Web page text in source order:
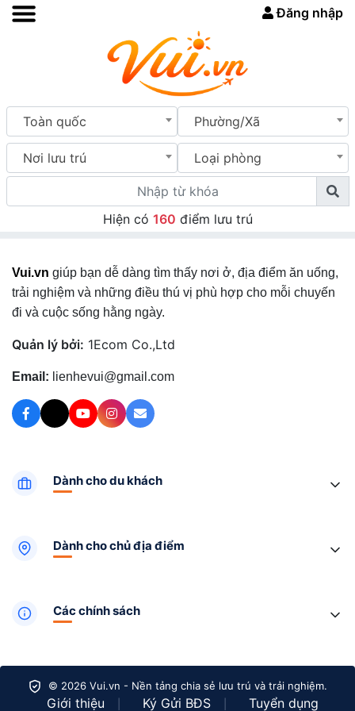
Đăng nhập
Toàn quốc Phường/Xã
Nơi lưu trú Loại phòng
Hiện có 160 điểm lưu trú
Vui.vn giúp bạn dễ dàng tìm thấy nơi ở, địa điểm ăn uống,
trải nghiệm và những điều thú vị phù hợp cho mỗi chuyến
đi và cuộc sống hằng ngày.
Quản lý bởi: 1Ecom Co.,Ltd
Email: lienhevui@gmail.com
Dành cho du khách
Dành cho chủ địa điểm
Các chính sách
© 2026 Vui.vn - Nền tảng chia sẻ lưu trú và trải nghiệm.
Giới thiệu Ký Gửi BĐS Tuyển dụng